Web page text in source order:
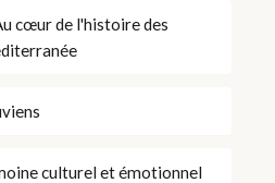
cœur de l'histoire des
culturel et émotionnel